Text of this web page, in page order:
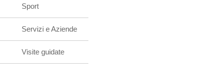
Sport
Servizi e Aziende
Visite guidate